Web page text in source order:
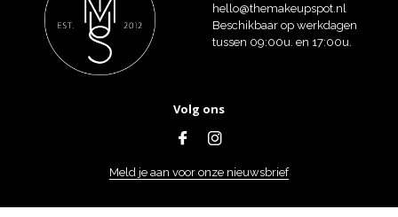
hello@themakeupspot.nl
Beschikbaar op werkdagen
tussen 09:00u. en 17:00u.
Volg ons
Meld je aan voor onze nieuwsbrief